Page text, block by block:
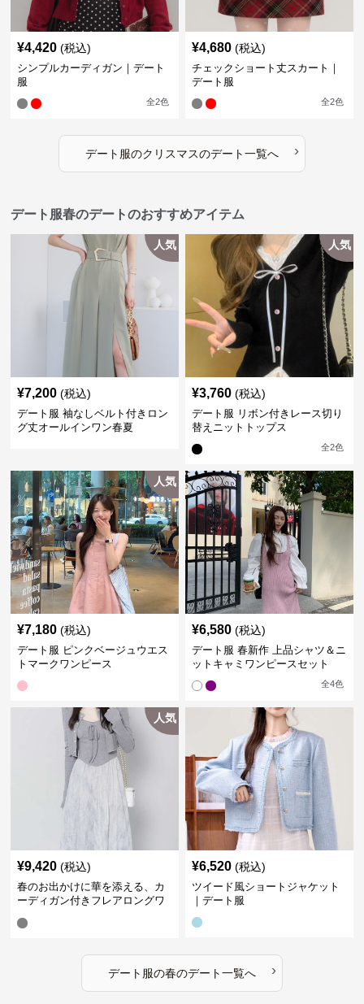
¥4,420 (税込)
シンプルカーディガン｜デート
服
全2色
¥4,680 (税込)
チェックショート丈スカート｜
デート服
全2色
デート服のクリスマスのデート一覧へ ›
デート服春のデートのおすすめアイテム
人気
¥7,200 (税込)
デート服 袖なしベルト付きロン
グ丈オールインワン春夏
人気
¥3,760 (税込)
デート服 リボン付きレース切り
替えニットトップス
全2色
人気
¥7,180 (税込)
デート服 ピンクベージュウエス
トマークワンピース
¥6,580 (税込)
デート服 春新作 上品シャツ＆ニ
ットキャミワンピースセット
全4色
人気
¥9,420 (税込)
春のお出かけに華を添える、カ
ーディガン付きフレアロングワ
¥6,520 (税込)
ツイード風ショートジャケット
｜デート服
デート服の春のデート一覧へ ›